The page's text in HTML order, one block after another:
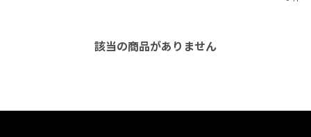
該当の商品がありません